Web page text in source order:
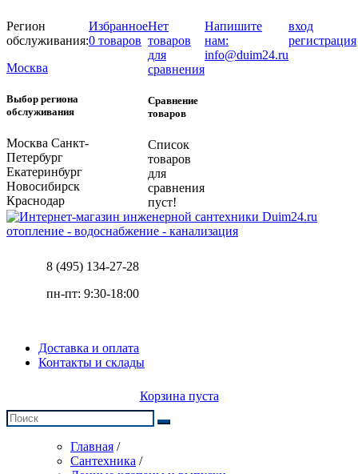
Регион
обслуживания:
Москва
Выбор региона
обслуживания
Москва Санкт-
Петербург
Екатеринбург
Новосибирск
Краснодар
Избранное
0 товаров
Нет
товаров
для
сравнения
Сравнение
товаров
Список
товаров
для
сравнения
пуст!
Напишите
нам:
info@duim24.ru
вход
регистрация
отопление - водоснабжение - канализация
8 (495) 134-27-28
пн-пт: 9:30-18:00
Доставка и оплата
Контакты и склады
Корзина пуста
Главная /
Сантехника /